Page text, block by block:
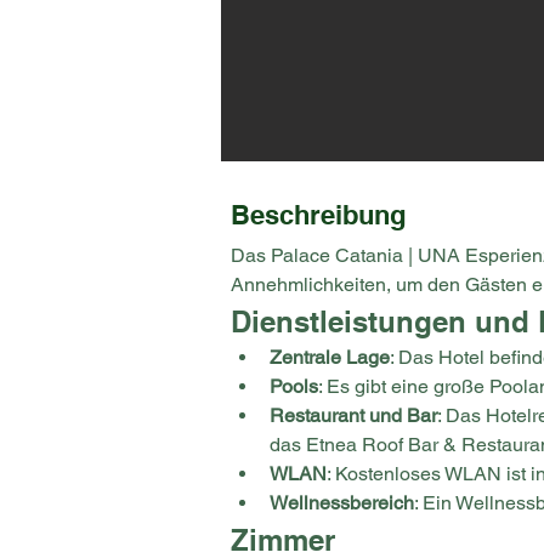
Beschreibung
Das Palace Catania | UNA
Annehmlichkeiten, um den Gästen
Dienstleistungen und
Zentrale Lage: Das Hotel
Pools: Es gibt eine große
Restaurant und Bar: Das
das Etnea Roof Bar &
WLAN: Kostenloses WLAN ist
Wellnessbereich: Ein
Zimmer